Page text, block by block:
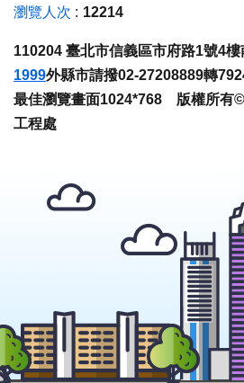
瀏覽人次
12214
110204 臺北市信義區市府路1號4
1999外縣市請撥02-27208889轉
最佳瀏覽畫面1024*768 版權所有
工程處